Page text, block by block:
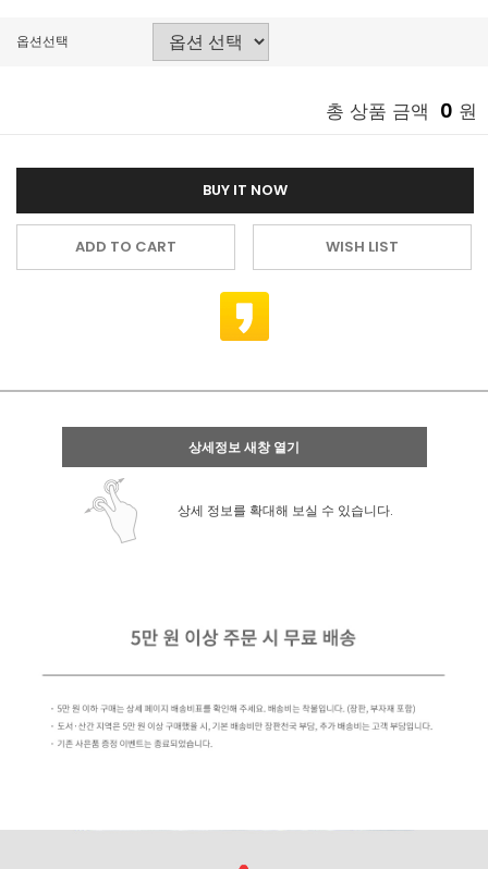
옵션선택
총 상품 금액 0 원
BUY IT NOW
ADD TO CART WISH LIST
상세정보 새창 열기
상세 정보를 확대해 보실 수 있습니다.